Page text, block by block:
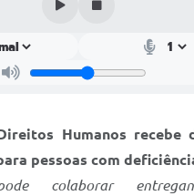
Humanos recebe
pessoas com
colaborar